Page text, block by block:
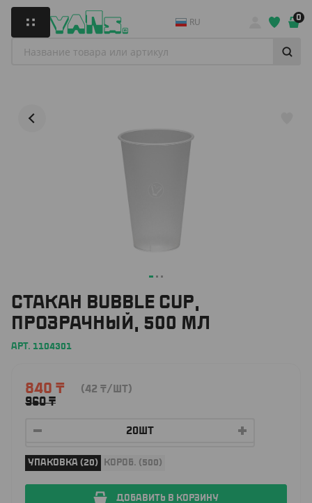
RU 0
СТАКАН BUBBLE CUP,
ПРОЗРАЧНЫЙ, 500 МЛ
АРТ. 1104301
840 ₸
960₸
(42 ₸/ШТ)
УПАКОВКА (20) КОРОБ. (500)
ДОБАВИТЬ В КОРЗИНУ